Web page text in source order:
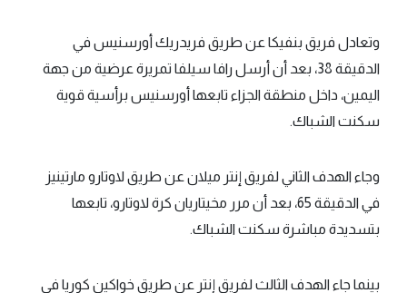
وتعادل فريق بنفيكا عن طريق فريدريك أورسنيس في
الدقيقة 38، بعد أن أرسل رافا سيلفا تمريرة عرضية من جهة
اليمين، داخل منطقة الجزاء تابعها أورسنيس برأسية قوية
سكنت الشباك.
وجاء الهدف الثاني لفريق إنتر ميلان عن طريق لاوتارو مارتينيز
في الدقيقة 65، بعد أن مرر مخيتاريان كرة لاوتارو، تابعها
بتسديدة مباشرة سكنت الشباك.
بينما جاء الهدف الثالث لفريق إنتر عن طريق خواكين كوريا في